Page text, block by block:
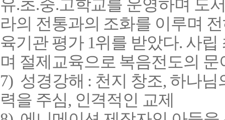
유.초.중.고학교를 운영하며 도
라의 전통과의 조화를 이루며
육기관 평가 1위를 받았다. 사립
며 절제교육으로 복음전도의 문
7) 성경강해 : 천지 창조, 하나님
력을 주심, 인격적인 교제